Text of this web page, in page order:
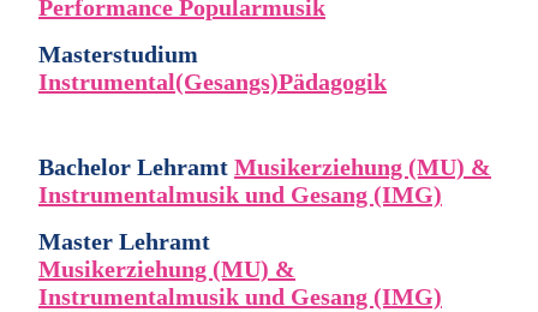
Performance Popularmusik
Masterstudium
Instrumental(Gesangs)Pädagogik
Bachelor Lehramt Musikerziehung (MU) &
Instrumentalmusik und Gesang (IMG)
Master Lehramt
Musikerziehung (MU) &
Instrumentalmusik und Gesang (IMG)